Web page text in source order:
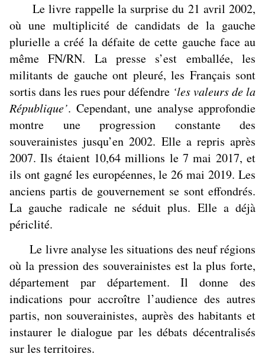
Le livre rappelle la surprise du 21 avril 2002,
où une multiplicité de candidats de la gauche
plurielle a créé la défaite de cette gauche face au
même FN/RN. La presse s’est emballée, les
militants de gauche ont pleuré, les Français sont
sortis dans les rues pour défendre ‘les valeurs de la
République’. Cependant, une analyse approfondie
montre une progression constante des
souverainistes jusqu’en 2002. Elle a repris après
2007. Ils étaient 10,64 millions le 7 mai 2017, et
ils ont gagné les européennes, le 26 mai 2019. Les
anciens partis de gouvernement se sont effondrés.
La gauche radicale ne séduit plus. Elle a déjà
périclité.
Le livre analyse les situations des neuf régions
où la pression des souverainistes est la plus forte,
département par département. Il donne des
indications pour accroître l’audience des autres
partis, non souverainistes, auprès des habitants et
instaurer le dialogue par les débats décentralisés
sur les territoires.